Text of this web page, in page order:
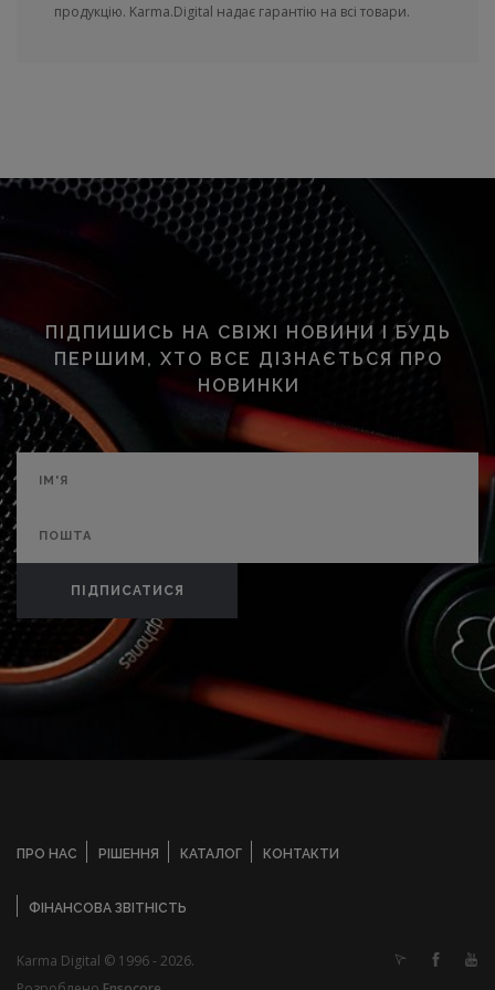
продукцію. Karma.Digital надає гарантію на всі товари.
ПІДПИШИСЬ НА СВІЖІ НОВИНИ І БУДЬ
ПЕРШИМ, ХТО ВСЕ ДІЗНАЄТЬСЯ ПРО
НОВИНКИ
ПІДПИСАТИСЯ
ПРО НАС РІШЕННЯ КАТАЛОГ КОНТАКТИ
ФІНАНСОВА ЗВІТНІСТЬ
Karma Digital © 1996 - 2026.